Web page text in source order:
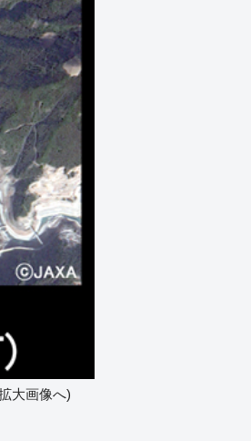
大画像へ)